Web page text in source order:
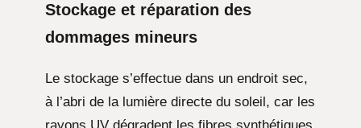
Stockage et réparation des
dommages mineurs
Le stockage s’effectue dans un endroit sec,
à l’abri de la lumière directe du soleil, car les